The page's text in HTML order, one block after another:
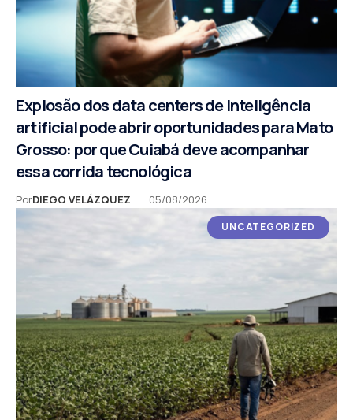
Explosão dos data centers de inteligência
artificial pode abrir oportunidades para Mato
Grosso: por que Cuiabá deve acompanhar
essa corrida tecnológica
PorDIEGO VELÁZQUEZ 05/08/2026
UNCATEGORIZED